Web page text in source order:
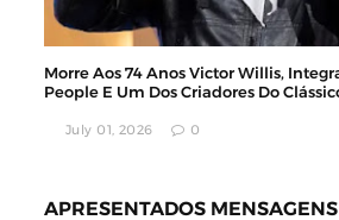
Morre Aos 74 Anos Victor Willis,
People E Um Dos Criadores Do
July 01, 2026 0
APRESENTADOS MENSAGENS